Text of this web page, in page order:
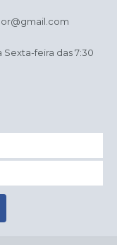
feira das 7:30